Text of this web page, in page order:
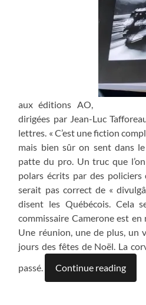
aux éditions AO,
dirigées par Jean-Luc
lettres. « C’est une fiction
mais bien sûr on sent dans
patte du pro. Un truc que
polars écrits par des policiers
serait pas correct de «
disent les Québécois. Cela
commissaire Camerone est
Une réunion, une de plus, un
jours des fêtes de Noël. La
passé.
Continue reading